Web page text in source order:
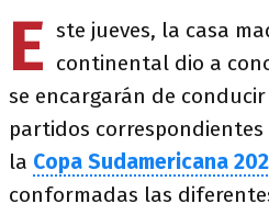
E ste jueves, la casa
continental dio a
se encargarán de
partidos correspondientes
la Copa Sudamericana
conformadas las